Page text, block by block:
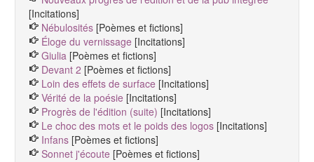
[Incitations]
Nébulosités [Poèmes et fictions]
Éloge du vernissage [Incitations]
Giulia [Poèmes et fictions]
Devant 2 [Poèmes et fictions]
Loin des effets de surface [Incitations]
Vérité de la poésie [Incitations]
Progrès de l'édition (suite) [Incitations]
Le choc des mots et le poids des logos [Incitations]
Infans [Poèmes et fictions]
Sonnet j'écoute [Poèmes et fictions]